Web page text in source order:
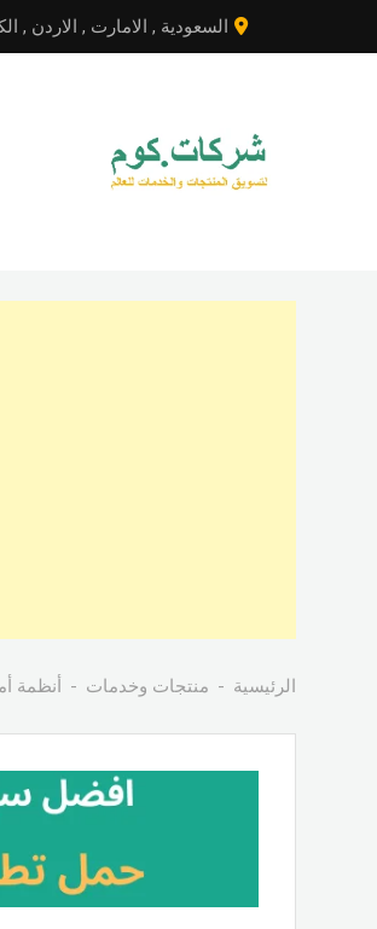
إلى
السعودية , الامارت , الاردن ,
الرئيسية منتجات وخدمات أنظمة